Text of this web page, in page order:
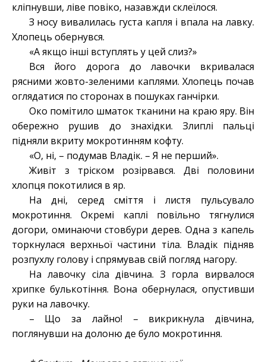
кліпнувши, ліве повіко, назавжди склеїлося.
З носу вивалилась густа капля і впала на лавку.
Хлопець обернувся.
«А якщо інші вступлять у цей слиз?»
Вся його дорога до лавочки вкривалася
рясними жовто-зеленими каплями. Хлопець почав
оглядатися по сторонах в пошуках ганчірки.
Око помітило шматок тканини на краю яру. Він
обережно рушив до знахідки. Злиплі пальці
підняли вкриту мокротинням кофту.
«О, ні, – подумав Владік. – Я не перший».
Живіт з тріском розірвався. Дві половини
хлопця покотилися в яр.
На дні, серед сміття і листя пульсувало
мокротиння. Окремі каплі повільно тягнулися
догори, оминаючи стовбури дерев. Одна з капель
торкнулася верхньої частини тіла. Владік підняв
розпухлу голову і спрямував свій погляд нагору.
На лавочку сіла дівчина. З горла вирвалося
хрипке булькотіння. Вона обернулася, опустивши
руки на лавочку.
– Що за лайно! – викрикнула дівчина,
поглянувши на долоню де було мокротиння.